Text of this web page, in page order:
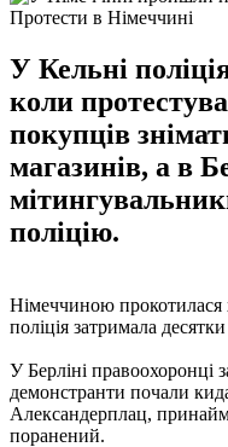
Протести в Німеччині
У Кельні
коли
покупців
магазинів, а в
поліцію.
Німеччиною прокотилася
поліція затримала
У Берліні правоохоронці
демонстранти почали
Александерплац,
поранений.